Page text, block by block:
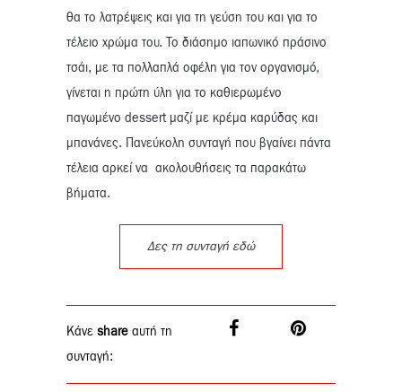
θα το λατρέψεις και για τη γεύση του και για το
τέλειο χρώμα του. Το διάσημο ιαπωνικό πράσινο
τσάι, με τα πολλαπλά οφέλη για τον οργανισμό,
γίνεται η πρώτη ύλη για το καθιερωμένο
παγωμένο dessert μαζί με κρέμα καρύδας και
μπανάνες. Πανεύκολη συνταγή που βγαίνει πάντα
τέλεια αρκεί να ακολουθήσεις τα παρακάτω
βήματα.
Δες τη συνταγή εδώ
Κάνε share αυτή τη
συνταγή: